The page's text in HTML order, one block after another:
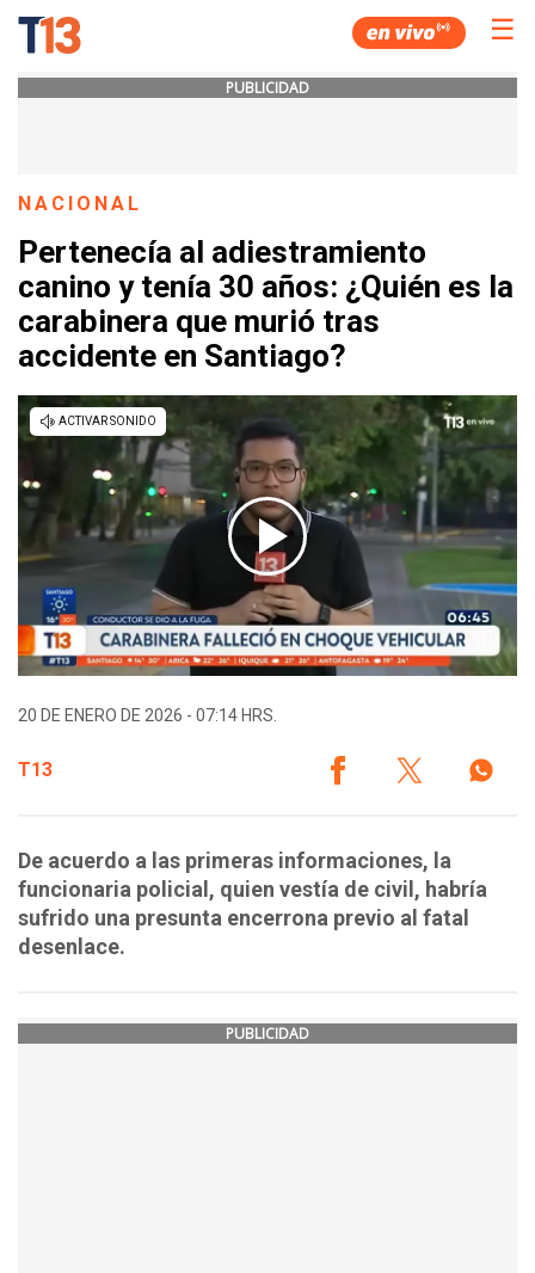
☰
PUBLICIDAD
NACIONAL
Pertenecía al adiestramiento
canino y tenía 30 años: ¿Quién es la
carabinera que murió tras
accidente en Santiago?
20 DE ENERO DE 2026 - 07:14 HRS.
T13
De acuerdo a las primeras informaciones, la
funcionaria policial, quien vestía de civil, habría
sufrido una presunta encerrona previo al fatal
desenlace.
PUBLICIDAD